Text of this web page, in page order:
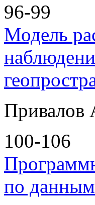
96-99
Модель
Привалов
100-106
по данным